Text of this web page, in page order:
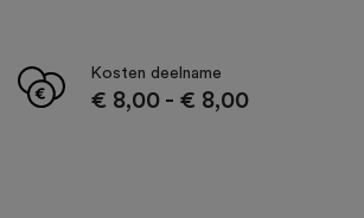
Kosten deelname
€ 8,00 - € 8,00